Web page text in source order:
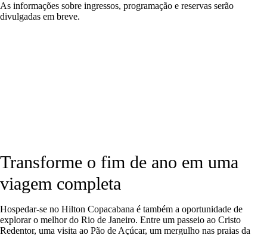
As informações sobre ingressos, programação e reservas serão
divulgadas em breve.
Transforme o fim de ano em uma
viagem completa
Hospedar-se no Hilton Copacabana é também a oportunidade de
explorar o melhor do Rio de Janeiro. Entre um passeio ao Cristo
Redentor, uma visita ao Pão de Açúcar, um mergulho nas praias da